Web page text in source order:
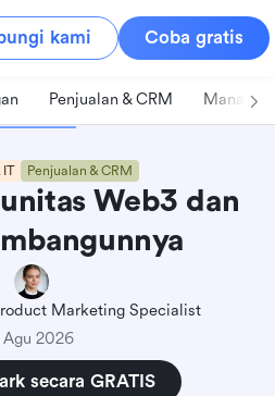
kami Coba gratis
Penjualan & CRM
IT Penjualan & CRM
Web3 dan
Marketing Specialist
Agu 2026
secara GRATIS